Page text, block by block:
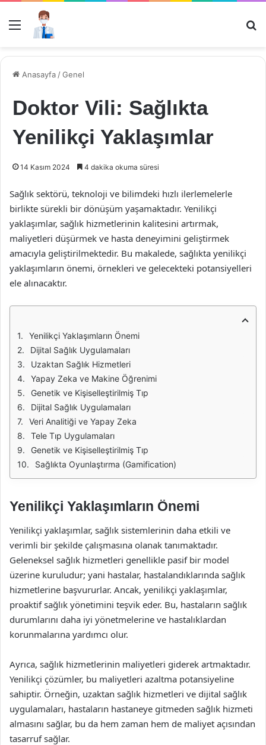
Menü
Anasayfa /Genel
Doktor Vili: Sağlıkta
Yenilikçi Yaklaşımlar
14 Kasım 2024 4 dakika okuma süresi
Sağlık sektörü, teknoloji ve bilimdeki hızlı ilerlemelerle
birlikte sürekli bir dönüşüm yaşamaktadır. Yenilikçi
yaklaşımlar, sağlık hizmetlerinin kalitesini artırmak,
maliyetleri düşürmek ve hasta deneyimini geliştirmek
amacıyla geliştirilmektedir. Bu makalede, sağlıkta yenilikçi
yaklaşımların önemi, örnekleri ve gelecekteki potansiyelleri
ele alınacaktır.
Yenilikçi Yaklaşımların Önemi
Dijital Sağlık Uygulamaları
Uzaktan Sağlık Hizmetleri
Yapay Zeka ve Makine Öğrenimi
Genetik ve Kişiselleştirilmiş Tıp
Dijital Sağlık Uygulamaları
Veri Analitiği ve Yapay Zeka
Tele Tıp Uygulamaları
Genetik ve Kişiselleştirilmiş Tıp
Sağlıkta Oyunlaştırma (Gamification)
Yenilikçi Yaklaşımların Önemi
Yenilikçi yaklaşımlar, sağlık sistemlerinin daha etkili ve
verimli bir şekilde çalışmasına olanak tanımaktadır.
Geleneksel sağlık hizmetleri genellikle pasif bir model
üzerine kuruludur; yani hastalar, hastalandıklarında sağlık
hizmetlerine başvururlar. Ancak, yenilikçi yaklaşımlar,
proaktif sağlık yönetimini teşvik eder. Bu, hastaların sağlık
durumlarını daha iyi yönetmelerine ve hastalıklardan
korunmalarına yardımcı olur.
Ayrıca, sağlık hizmetlerinin maliyetleri giderek artmaktadır.
Yenilikçi çözümler, bu maliyetleri azaltma potansiyeline
sahiptir. Örneğin, uzaktan sağlık hizmetleri ve dijital sağlık
uygulamaları, hastaların hastaneye gitmeden sağlık hizmeti
almasını sağlar, bu da hem zaman hem de maliyet açısından
tasarruf sağlar.